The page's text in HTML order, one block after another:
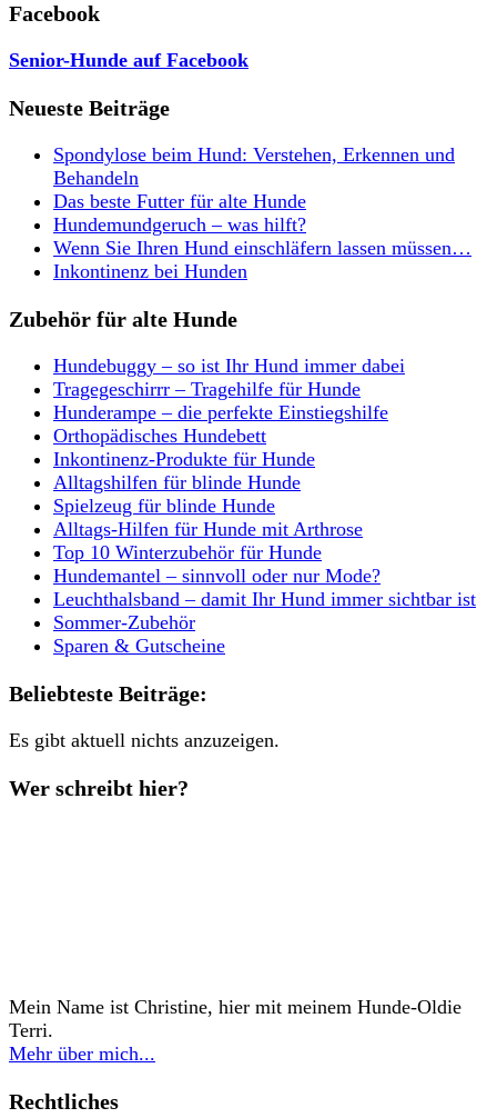
Facebook
Senior-Hunde auf Facebook
Neueste Beiträge
Spondylose beim Hund: Verstehen, Erkennen und
Behandeln
Das beste Futter für alte Hunde
Hundemundgeruch – was hilft?
Wenn Sie Ihren Hund einschläfern lassen müssen…
Inkontinenz bei Hunden
Zubehör für alte Hunde
Hundebuggy – so ist Ihr Hund immer dabei
Tragegeschirrr – Tragehilfe für Hunde
Hunderampe – die perfekte Einstiegshilfe
Orthopädisches Hundebett
Inkontinenz-Produkte für Hunde
Alltagshilfen für blinde Hunde
Spielzeug für blinde Hunde
Alltags-Hilfen für Hunde mit Arthrose
Top 10 Winterzubehör für Hunde
Hundemantel – sinnvoll oder nur Mode?
Leuchthalsband – damit Ihr Hund immer sichtbar ist
Sommer-Zubehör
Sparen & Gutscheine
Beliebteste Beiträge:
Es gibt aktuell nichts anzuzeigen.
Wer schreibt hier?
Mein Name ist Christine, hier mit meinem Hunde-Oldie
Terri.
Mehr über mich...
Rechtliches